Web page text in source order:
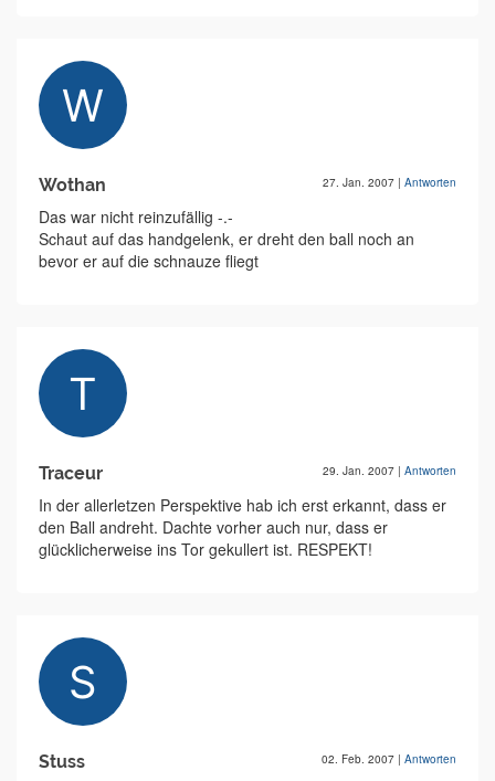
Wothan 27. Jan. 2007 | Antworten
Das war nicht reinzufällig -.-
Schaut auf das handgelenk, er dreht den ball noch an
bevor er auf die schnauze fliegt
Traceur 29. Jan. 2007 | Antworten
In der allerletzen Perspektive hab ich erst erkannt, dass er
den Ball andreht. Dachte vorher auch nur, dass er
glücklicherweise ins Tor gekullert ist. RESPEKT!
Stuss 02. Feb. 2007 | Antworten